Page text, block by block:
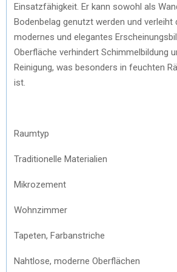
Einsatzfähigkeit. Er kann sowohl als
Bodenbelag genutzt werden und verleiht
modernes und elegantes
Oberfläche verhindert Schimmelbildung
Reinigung, was besonders in feuchten
ist.
Raumtyp
Traditionelle Materialien
Mikrozement
Wohnzimmer
Tapeten, Farbanstriche
Nahtlose, moderne Oberflächen